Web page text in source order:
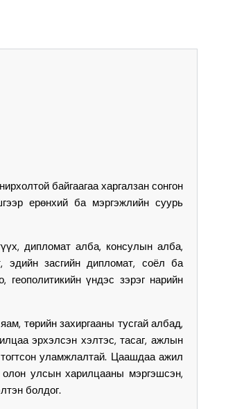
байгаагаа харгалзан сонгон
ерөнхий ба мэргэжлийн суурь
дипломат алба, консулын алба,
эдийн засгийн дипломат, соёл ба
үндэс зэрэг нарийн
төрийн захиргааны тусгай албад,
эрхэлсэн хэлтэс, тасаг, ажлын
уламжлалтай. Цаашдаа ажил
улсын харилцааны мэргэшсэн,
болдог.